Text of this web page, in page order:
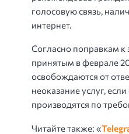
голосовую связь,
интернет.
Согласно поправкам к
принятым в феврале
освобождаются от
неоказание услуг,
производятся по
Читайте также: «